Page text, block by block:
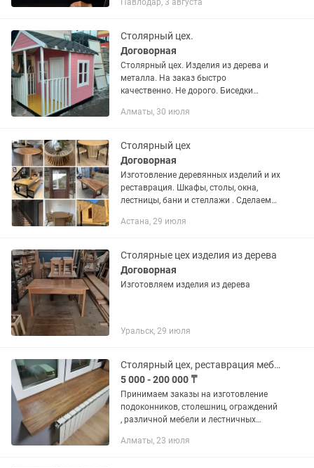
образовательные услуги. Я
Павлодар, 3 августа
Столярный цех.
Договорная
Столярный цех. Изделия из дерева и
металла. На заказ быстро
качественно. Не дорого. Биседки
другое на заказ. Быстро и качественно.
Алматы, 30 июля
Столярный цех
Договорная
Изготовление деревянных изделий и их
реставрация. Шкафы, столы, окна,
лестницы, бани и стеллажи . Сделаем
на ваш выбор сосна, бук, дуб, береза,
Астана, 29 июля
Столярные цех изделия из дерева
Договорная
Изготовляем изделия из дерева
Уральск, 29 июля
Столярный цех, реставрация мебели
5 000 - 200 000 ₸
Принимаем заказы на изготовление
подоконников, столешниц, ограждений
, различной мебели и лестничных
реставрацией деревянной мебели и
Алматы, 23 июля